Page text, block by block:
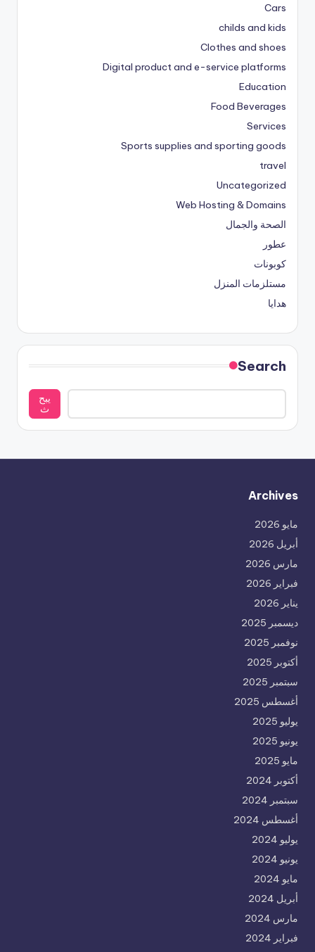
Cars
childs and kids
Clothes and shoes
Digital product and e-service platforms
Education
Food Beverages
Services
Sports supplies and sporting goods
travel
Uncategorized
Web Hosting & Domains
الصحة والجمال
عطور
كوبونات
مستلزمات المنزل
هدايا
Search
يبح
ث
Archives
مايو 2026
أبريل 2026
مارس 2026
فبراير 2026
يناير 2026
ديسمبر 2025
نوفمبر 2025
أكتوبر 2025
سبتمبر 2025
أغسطس 2025
يوليو 2025
يونيو 2025
مايو 2025
أكتوبر 2024
سبتمبر 2024
أغسطس 2024
يوليو 2024
يونيو 2024
مايو 2024
أبريل 2024
مارس 2024
فبراير 2024